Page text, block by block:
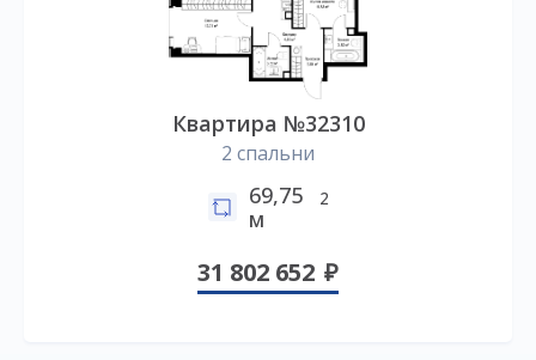
Квартира №32310
2 спальни
69,75
м
2
31 802 652